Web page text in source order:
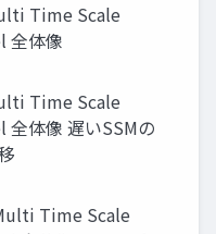
Time Scale
全体像
Time Scale
体像 遅いSSMの
Time Scale